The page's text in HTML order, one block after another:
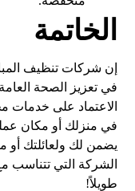
الخاتمة
إن شركات تنظيف
في تعزيز الصحة
الاعتماد على خدمات
في منزلك أو مكان
يضمن لك ولعائلتك أو
الشركة التي تتناسب
طويلاً!